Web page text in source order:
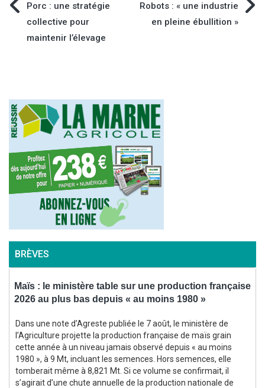
Navigation
de
Porc : une stratégie
collective pour
maintenir l’élevage
Robots : « une industrie
en pleine ébullition »
BRÈVES
Maïs : le ministère table sur une production française
2026 au plus bas depuis « au moins 1980 »
Dans une note d’Agreste publiée le 7 août, le ministère de
l’Agriculture projette la production française de maïs grain
cette année à un niveau jamais observé depuis « au moins
1980 », à 9 Mt, incluant les semences. Hors semences, elle
tomberait même à 8,821 Mt. Si ce volume se confirmait, il
s’agirait d’une chute annuelle de la production nationale de